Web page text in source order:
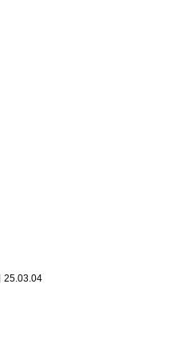
25.03.04